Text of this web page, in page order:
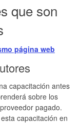
que son
página web
capacitación antes
sobre los
pagado.
capacitación en